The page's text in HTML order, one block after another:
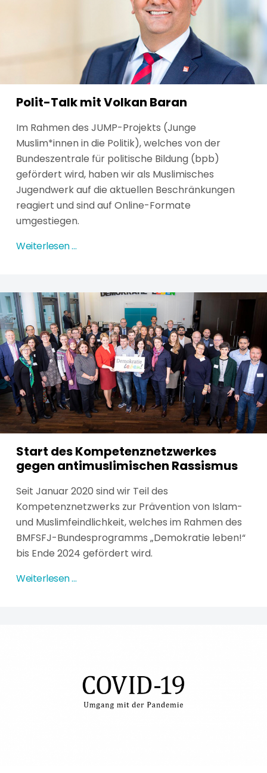
Polit-Talk mit Volkan Baran
Im Rahmen des JUMP-Projekts (Junge
Muslim*innen in die Politik), welches von der
Bundeszentrale für politische Bildung (bpb)
gefördert wird, haben wir als Muslimisches
Jugendwerk auf die aktuellen Beschränkungen
reagiert und sind auf Online-Formate
umgestiegen.
Weiterlesen …
Start des Kompetenznetzwerkes
gegen antimuslimischen Rassismus
Seit Januar 2020 sind wir Teil des
Kompetenznetzwerks zur Prävention von Islam-
und Muslimfeindlichkeit, welches im Rahmen des
BMFSFJ-Bundesprogramms „Demokratie leben!“
bis Ende 2024 gefördert wird.
Weiterlesen …